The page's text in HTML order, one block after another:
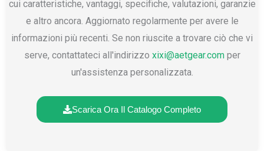
cui caratteristiche, vantaggi, specifiche, valutazioni, garanzie
e altro ancora. Aggiornato regolarmente per avere le
informazioni più recenti. Se non riuscite a trovare ciò che vi
serve, contattateci all'indirizzo xixi@aetgear.comper
un'assistenza personalizzata.
Scarica Ora Il Catalogo Completo